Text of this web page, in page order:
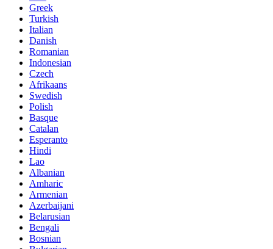
Greek
Turkish
Italian
Danish
Romanian
Indonesian
Czech
Afrikaans
Swedish
Polish
Basque
Catalan
Esperanto
Hindi
Lao
Albanian
Amharic
Armenian
Azerbaijani
Belarusian
Bengali
Bosnian